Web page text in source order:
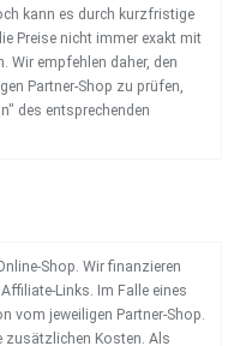
kann es durch kurzfristige
Preise nicht immer exakt mit
Wir empfehlen daher, den
Partner-Shop zu prüfen,
des entsprechenden
Shop. Wir finanzieren
Links. Im Falle eines
vom jeweiligen Partner-Shop.
zusätzlichen Kosten. Als